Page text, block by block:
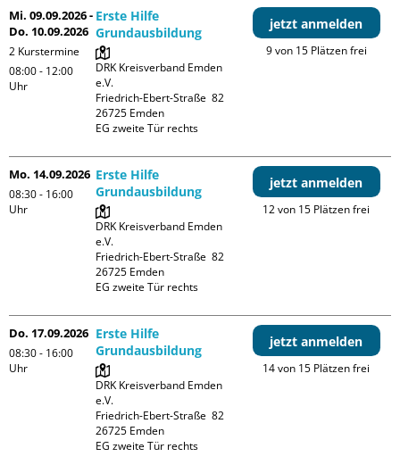
Mi. 09.09.2026 -
Do. 10.09.2026
2 Kurstermine
08:00 - 12:00
Uhr
Erste Hilfe
Grundausbildung
DRK Kreisverband Emden
e.V.
Friedrich-Ebert-Straße  82
26725 Emden
EG zweite Tür rechts
jetzt anmelden
9 von 15 Plätzen frei
Mo. 14.09.2026
08:30 - 16:00
Uhr
Erste Hilfe
Grundausbildung
DRK Kreisverband Emden
e.V.
Friedrich-Ebert-Straße  82
26725 Emden
EG zweite Tür rechts
jetzt anmelden
12 von 15 Plätzen frei
Do. 17.09.2026
08:30 - 16:00
Uhr
Erste Hilfe
Grundausbildung
DRK Kreisverband Emden
e.V.
Friedrich-Ebert-Straße  82
26725 Emden
EG zweite Tür rechts
jetzt anmelden
14 von 15 Plätzen frei